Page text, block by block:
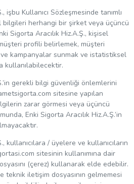
işbu Kullanıcı Sözleşmesinde tanımlı
herhangi bir şirket veya üçüncü
Sigorta Aracılık Hiz.A.Ş., kişisel
profili belirlemek, müşteri
kampanyalar sunmak ve istatistiksel
kullanılabilecektir.
gerekli bilgi güvenliği önlemlerini
sitesine yapılan
zarar görmesi veya üçüncü
Enki Sigorta Aracılık Hiz.A.Ş.’in
kullanıcılara / üyelere ve kullanıcıların
sitesinin kullanımına dair
(çerez) kullanarak elde edebilir.
teknik iletişim dosyasının gelmemesi